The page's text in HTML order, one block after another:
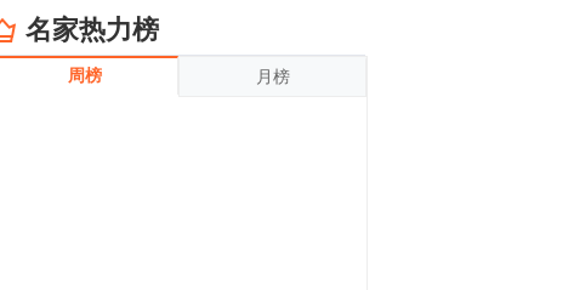
影响，夜盘连粕高位窄幅震荡，建议短线
操作为主。 ...
13:54
8月5日消息，内外盘贵金属强劲走升，沪
金主力合约涨停，涨幅3.99%，报334.00
名家热力榜
周榜 月榜